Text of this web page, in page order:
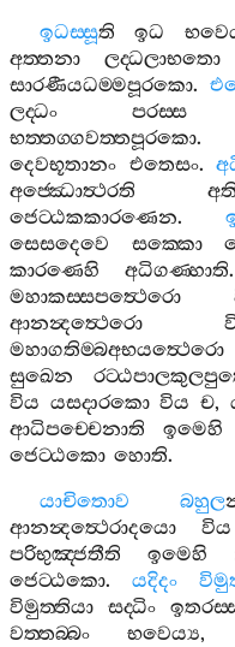
ඉධස‍්සූති ඉධ
අත‍්තනා
ලද‍්ධලාභතො
සාරණීයධම‍්මපූරකො.
ලද‍්ධං
පරස‍්ස
භත‍්තග‍්ගවත‍්තපූරකො.
දෙවභූතානං එතෙසං.
අජ‍්ඣොත්‍ථරති
ජෙට‍්ඨකකාරණෙන.
සෙසදෙවෙ
සක‍්කො
කාරණෙහි
අධිගණ‍්හාති
මහාකස‍්සපත්‍ථෙරො
ආනන්‍දත්‍ථෙරො
මහාගතිම‍්බඅභයත්‍ථෙරො
සුඛෙන
විය යසදාරකො විය ච,
ආධිපච‍්චෙනාති
ඉමෙහි
ජෙට‍්ඨකො හොති.
යාචිතොව
බහුල
ආනන්‍දත්‍ථෙරාදයො
විය
පරිභුඤ‍්ජතීති
ඉමෙහි
ජෙට‍්ඨකො. යදිදං
විමුත‍්තියා
සද‍්ධිං
වත‍්තබ‍්බං
භවෙය්‍ය,